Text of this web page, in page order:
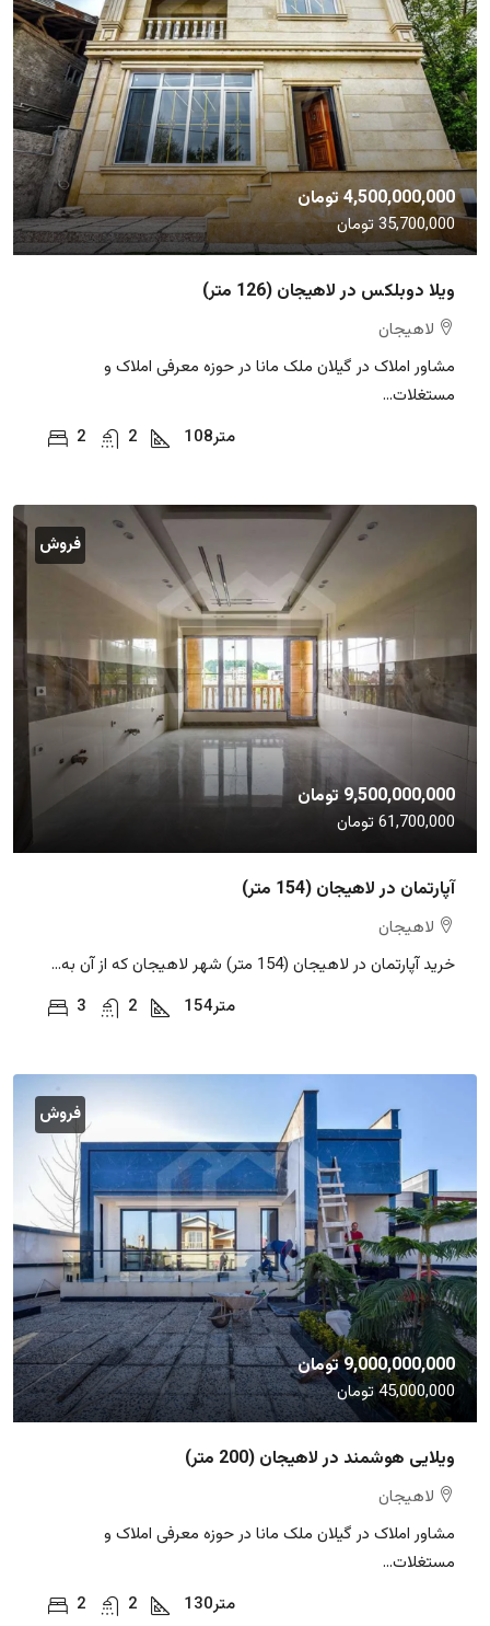
4,500,000,000 تومان
35,700,000 تومان
ویلا دوبلکس در لاهیجان (126 متر)
لاهیجان
مشاور املاک در گیلان ملک مانا در حوزه معرفی املاک و
مستغلات...
2
2 108متر
فروش
9,500,000,000 تومان
61,700,000 تومان
آپارتمان در لاهیجان (154 متر)
لاهیجان
خرید آپارتمان در لاهیجان (154 متر) شهر لاهیجان که از آن به...
3
2 154متر
فروش
9,000,000,000 تومان
45,000,000 تومان
ویلایی هوشمند در لاهیجان (200 متر)
لاهیجان
مشاور املاک در گیلان ملک مانا در حوزه معرفی املاک و
مستغلات...
2
2 130متر